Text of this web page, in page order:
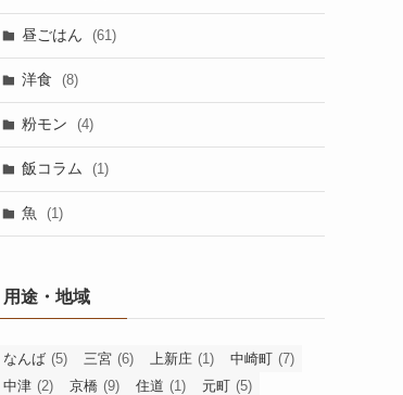
昼ごはん (61)
洋食 (8)
粉モン (4)
飯コラム (1)
魚 (1)
用途・地域
なんば (5) 三宮 (6) 上新庄 (1) 中崎町 (7)
中津 (2) 京橋 (9) 住道 (1) 元町 (5)